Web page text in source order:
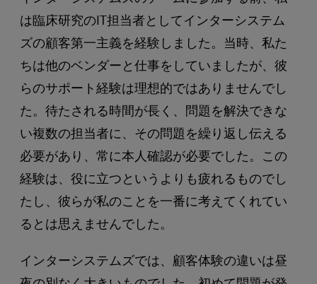
は臨床研究のIT担当者としてインターシステム
ズの顧客第一主義を経験しました。当時、私た
ちは他のベンダーと仕事をしていましたが、彼
らのサポート経験は理想的ではありませんでし
た。待たされる時間が長く、問題を解決できな
い複数の担当者に、その問題を繰り返し伝える
必要があり、常に本人確認が必要でした。この
経験は、役に立つというよりも疲れるものでし
たし、彼らが私のことを一番に考えてくれてい
るとは思えませんでした。
インターシステムズでは、顧客体験の違いは昼